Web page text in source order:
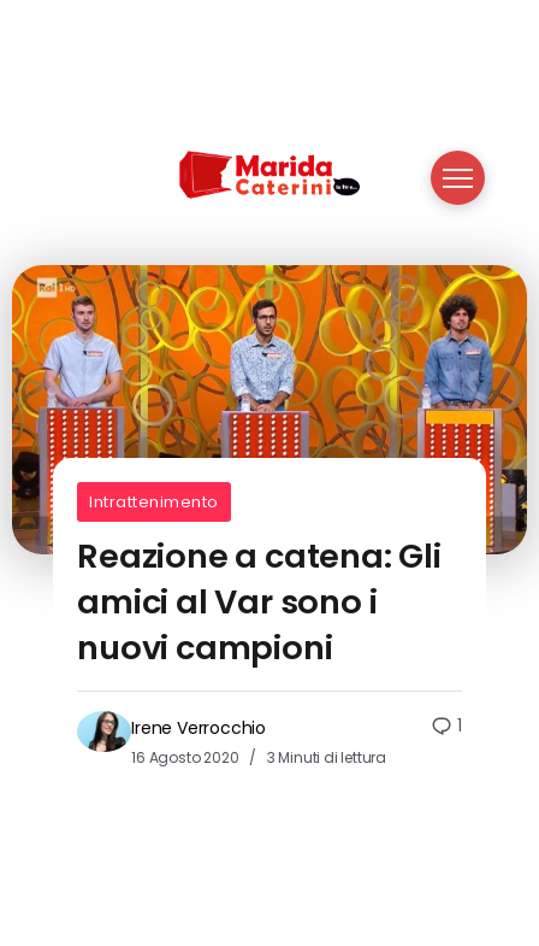
Intrattenimento
Reazione a catena: Gli
amici al Var sono i
nuovi campioni
Irene Verrocchio
16 Agosto 2020 3 Minuti di lettura
1